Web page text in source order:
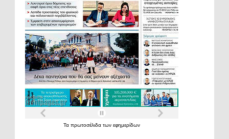
Τα πρωτοσέλιδα των εφημερίδων